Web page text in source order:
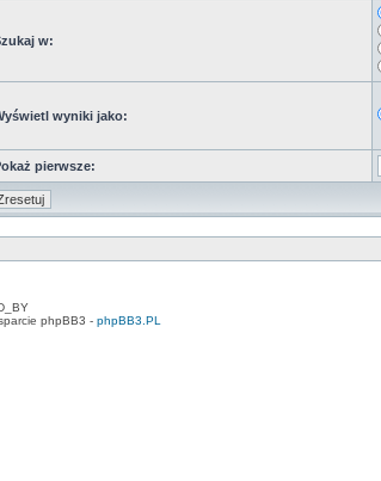
w:
wyniki jako:
pierwsze:
phpBB3 - phpBB3.PL